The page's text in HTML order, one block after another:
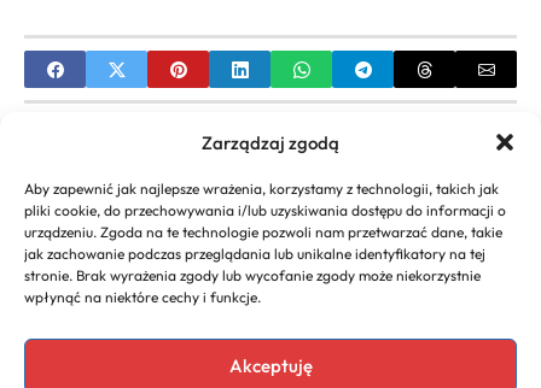
Zarządzaj zgodą
Aby zapewnić jak najlepsze wrażenia, korzystamy z technologii, takich jak
pliki cookie, do przechowywania i/lub uzyskiwania dostępu do informacji o
urządzeniu. Zgoda na te technologie pozwoli nam przetwarzać dane, takie
jak zachowanie podczas przeglądania lub unikalne identyfikatory na tej
stronie. Brak wyrażenia zgody lub wycofanie zgody może niekorzystnie
wpłynąć na niektóre cechy i funkcje.
Akceptuję
Założenie Firmy w mBanku: Kompletny
Przewodnik Krok po Kroku
NEXT
Pomysł na Biznes za 100 Tysięcy PLN: Kompletny
Przewodnik do Własnej Firmy